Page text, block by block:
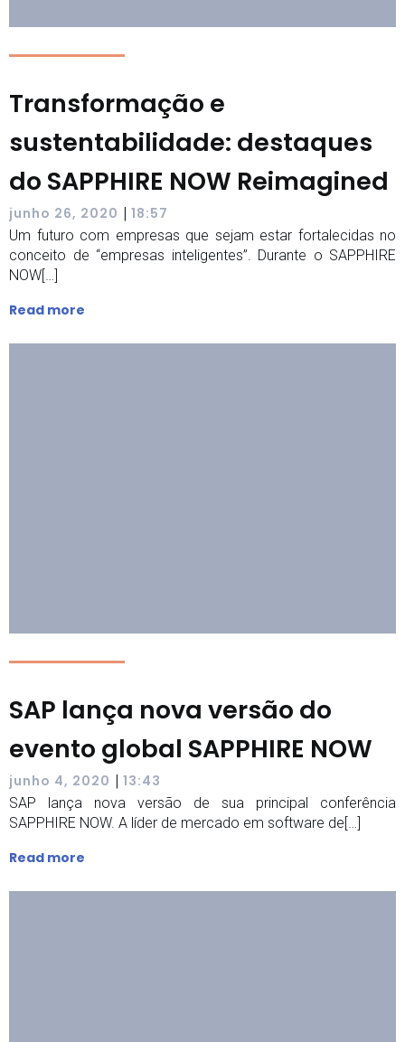
Transformação e
sustentabilidade: destaques
do SAPPHIRE NOW Reimagined
junho 26, 2020 | 18:57
Um futuro com empresas que sejam estar fortalecidas no
conceito de “empresas inteligentes”. Durante o SAPPHIRE
NOW[…]
Read more
SAP lança nova versão do
evento global SAPPHIRE NOW
junho 4, 2020 | 13:43
SAP lança nova versão de sua principal conferência
SAPPHIRE NOW. A líder de mercado em software de[…]
Read more